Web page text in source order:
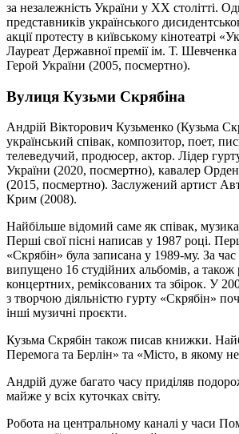
за незалежність України у XX столітті.
представників українського
акції протесту в київському кінотеатрі
Лауреат Державної премії ім. Т.
Герой України (2005, посмертно).
Вулиця Кузьми Скрябіна
Андрій Вікторович Кузьменко (Кузьма
український співак, композитор, поет,
телеведучий, продюсер, актор. Лідер
України (2020, посмертно), кавалер
(2015, посмертно). Заслужений артист
Крим (2008).
Найбільше відомий саме як співак,
Перші свої пісні написав у 1987 році.
«Скрябін» була записана у 1989-му. За час
випущено 16 студійних альбомів, а також
концертних, реміксованих та збірок. У
з творчою діяльністю гурту «Скрябін»
інші музичні проєкти.
Кузьма Скрябін також писав книжки.
Перемога та Берлін» та «Місто, в якому
Андрій дуже багато часу приділяв
майже у всіх куточках світу.
Робота на центральному каналі у часи